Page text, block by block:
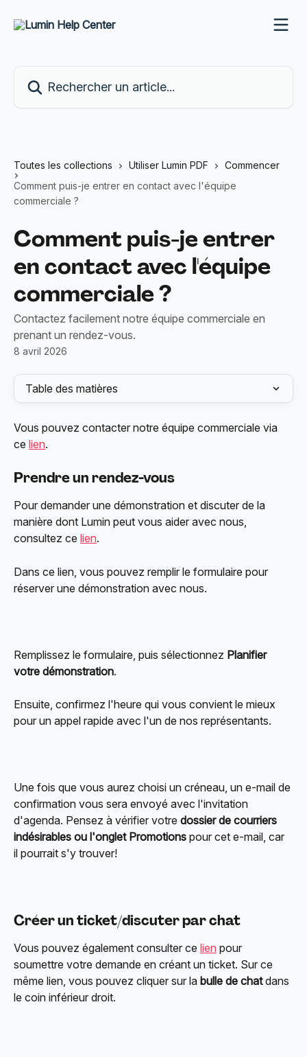
Toutes les collections Utiliser Lumin PDF
Commencer
Comment puis-je entrer en contact avec l'équipe
commerciale ?
Comment puis-je entrer
en contact avec l'équipe
commerciale ?
Contactez facilement notre équipe commerciale en
prenant un rendez-vous.
8 avril 2026
Table des matières
Vous pouvez contacter notre équipe commerciale via
ce lien.
Prendre un rendez-vous
Pour demander une démonstration et discuter de la
manière dont Lumin peut vous aider avec nous,
consultez ce lien.
Dans ce lien, vous pouvez remplir le formulaire pour
réserver une démonstration avec nous.
Remplissez le formulaire, puis sélectionnez Planifier
votre démonstration.
Ensuite, confirmez l'heure qui vous convient le mieux
pour un appel rapide avec l'un de nos représentants.
Une fois que vous aurez choisi un créneau, un e-mail de
confirmation vous sera envoyé avec l'invitation
d'agenda. Pensez à vérifier votre dossier de courriers
indésirables ou l'onglet Promotions pour cet e-mail, car
il pourrait s'y trouver!
Créer un ticket/discuter par chat
Vous pouvez également consulter ce lien pour
soumettre votre demande en créant un ticket. Sur ce
même lien, vous pouvez cliquer sur la bulle de chat dans
le coin inférieur droit.